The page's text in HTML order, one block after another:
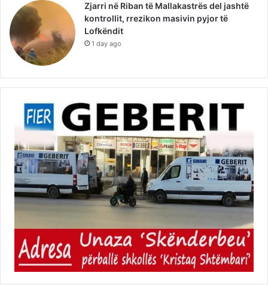
Zjarri në Riban të Mallakastrës del jashtë
kontrollit, rrezikon masivin pyjor të
Lofkëndit
1 day ago